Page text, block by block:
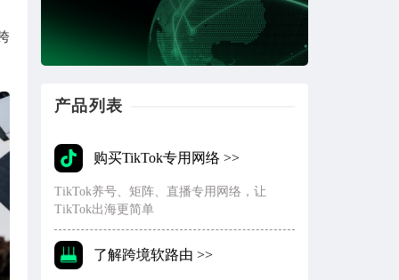
产品列表
购买TikTok专用网络 >>
TikTok养号、矩阵、直播专用网络，让
TikTok出海更简单
了解跨境软路由 >>